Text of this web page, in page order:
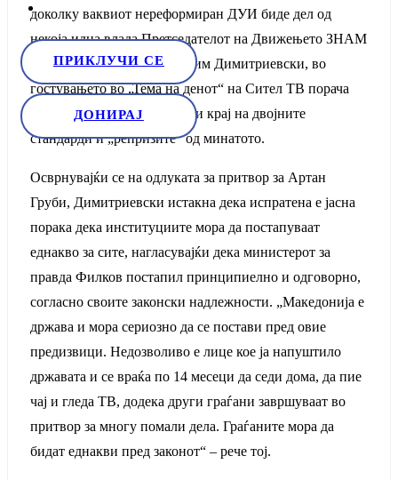
ПРИКЛУЧИ СЕ
ДОНИРАЈ
доколку ваквиот нереформиран ДУИ биде дел од
некоја идна влада Претседателот на Движењето ЗНАМ
за Наша Македонија, Максим Димитриевски, во
гостувањето во „Тема на денот“ на Сител ТВ порача
дека државата мора да стави крај на двојните
стандарди и „репризите“ од минатото.
Осврнувајќи се на одлуката за притвор за Артан
Груби, Димитриевски истакна дека испратена е јасна
порака дека институциите мора да постапуваат
еднакво за сите, нагласувајќи дека министерот за
правда Филков постапил принципиелно и одговорно,
согласно своите законски надлежности. „Македонија е
држава и мора сериозно да се постави пред овие
предизвици. Недозволиво е лице кое ја напуштило
државата и се враќа по 14 месеци да седи дома, да пие
чај и гледа ТВ, додека други граѓани завршуваат во
притвор за многу помали дела. Граѓаните мора да
бидат еднакви пред законот“ – рече тој.